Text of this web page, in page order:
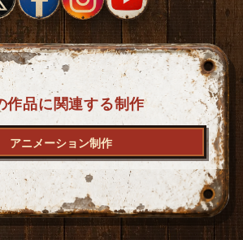
作品に関連する制作
アニメーション制作